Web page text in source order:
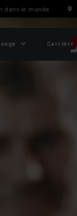
dans le monde
Carrière